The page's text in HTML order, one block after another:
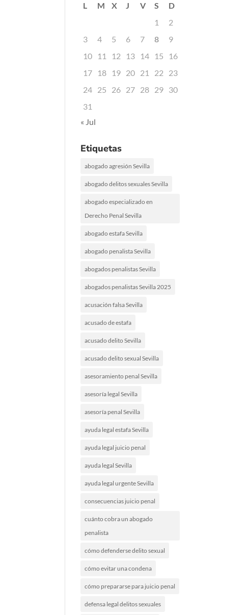
L M X J V S
D
1
2
3
4 5 6 7 8
9
10
11 12 13 14 15
16
17
18 19 20 21 22
23
24 25 26 27 28 29 30
31
« Jul
Etiquetas
abogado agresión Sevilla
abogado delitos sexuales Sevilla
abogado especializado en
Derecho Penal Sevilla
abogado estafa Sevilla
abogado penalista Sevilla
abogados penalistas Sevilla
abogados penalistas Sevilla 2025
acusación falsa Sevilla
acusado de estafa
acusado delito Sevilla
acusado delito sexual Sevilla
asesoramiento penal Sevilla
asesoría legal Sevilla
asesoría penal Sevilla
ayuda legal estafa Sevilla
ayuda legal juicio penal
ayuda legal Sevilla
ayuda legal urgente Sevilla
consecuencias juicio penal
cuánto cobra un abogado
penalista
cómo defenderse delito sexual
cómo evitar una condena
cómo prepararse para juicio penal
defensa legal delitos sexuales